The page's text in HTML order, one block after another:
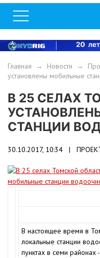
Главная → Новости →
установлены мобильные
В 25 СЕЛАХ
СТАНЦИИ
30.10.2017, 10:34 |
В настоящее время в
локальные станции
пунктах в семи